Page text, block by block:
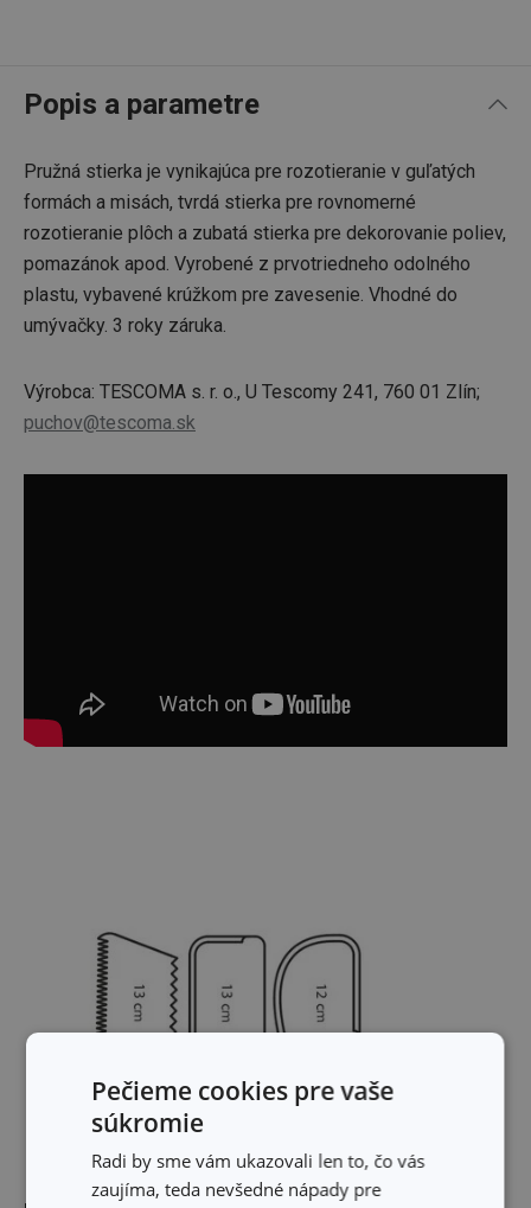
Popis a parametre
Pružná stierka je vynikajúca pre rozotieranie v guľatých
formách a misách, tvrdá stierka pre rovnomerné
rozotieranie plôch a zubatá stierka pre dekorovanie poliev,
pomazánok apod. Vyrobené z prvotriedneho odolného
plastu, vybavené krúžkom pre zavesenie. Vhodné do
umývačky. 3 roky záruka.
Výrobca: TESCOMA s. r. o., U Tescomy 241, 760 01 Zlín;
puchov@tescoma.sk
Pečieme cookies pre vaše
súkromie
Radi by sme vám ukazovali len to, čo vás
zaujíma, teda nevšedné nápady pre